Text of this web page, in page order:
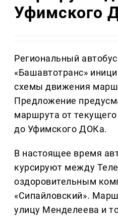
Уфимского
Региональный
«Башавтотранс»
схемы движения
Предложение
маршрута от текущего
до Уфимского ДОКа.
В настоящее время
курсируют между
оздоровительным
«Сипайловский».
улицу Менделеева и